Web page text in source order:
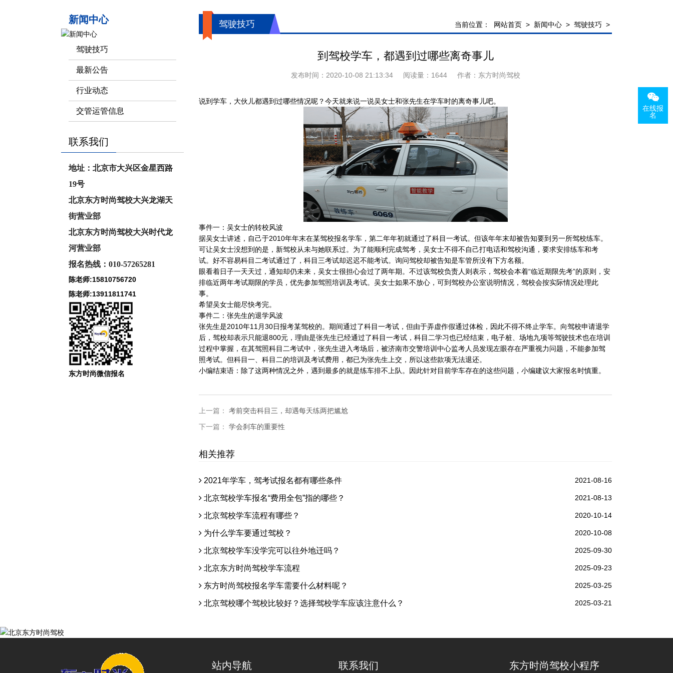
驾驶技巧 当前位置： 网站首页 > 新闻中心 > 驾驶技巧 >
到驾校学车，都遇到过哪些离奇事儿
发布时间： 2020-10-08 21:13:34 阅读量： 1644 作者： 东方时尚驾校
说到学车，大伙儿都遇到过哪些情况呢？今天就来说一说吴女士和张先生在学车时的离奇事儿吧。
事件一：吴女士的转校风波
据吴女士讲述，自己于2010年年末在某驾校报名学车，第二年年初就通过了科目一考试。但该年年末却被告知要到另一所驾校练车。
可让吴女士没想到的是，新驾校从未与她联系过。为了能顺利完成驾考，吴女士不得不自己打电话和驾校沟通，要求安排练车和考
试。好不容易科目二考试通过了，科目三考试却迟迟不能考试。询问驾校却被告知是车管所没有下方名额。
眼看着日子一天天过，通知却仍未来，吴女士很担心会过了两年期。不过该驾校负责人则表示，驾校会本着“临近期限先考”的原则，安
排临近两年考试期限的学员，优先参加驾照培训及考试。吴女士如果不放心，可到驾校办公室说明情况，驾校会按实际情况处理此
事。
希望吴女士能尽快考完。
事件二：张先生的退学风波
张先生是2010年11月30日报考某驾校的。期间通过了科目一考试，但由于弄虚作假通过体检，因此不得不终止学车。向驾校申请退学
后，驾校却表示只能退800元，理由是张先生已经通过了科目一考试，科目二学习也已经结束，电子桩、场地九项等驾驶技术也在培训
过程中掌握，在其驾照科目二考试中，张先生进入考场后，被济南市交警培训中心监考人员发现左眼存在严重视力问题，不能参加驾
照考试。但科目一、科目二的培训及考试费用，都已为张先生上交，所以这些款项无法退还。
小编结束语：除了这两种情况之外，遇到最多的就是练车排不上队。因此针对目前学车存在的这些问题，小编建议大家报名时慎重。
上一篇：
考前突击科目三，却遇每天练两把尴尬
下一篇：
学会刹车的重要性
相关推荐
2021年学车，驾考试报名都有哪些条件 2021-08-16
北京驾校学车报名“费用全包”指的哪些？ 2021-08-13
北京驾校学车流程有哪些？ 2020-10-14
为什么学车要通过驾校？ 2020-10-08
北京驾校学车没学完可以往外地迁吗？ 2025-09-30
北京东方时尚驾校学车流程 2025-09-23
东方时尚驾校报名学车需要什么材料呢？ 2025-03-25
北京驾校哪个驾校比较好？选择驾校学车应该注意什么？ 2025-03-21
新闻中心
驾驶技巧
最新公告
行业动态
交管运管信息
联系我们
地址：北京市大兴区金星西路
19号
北京东方时尚驾校大兴龙湖天
街营业部
北京东方时尚驾校大兴时代龙
河营业部
报名热线：010-57265281
陈老师:15810756720
陈老师:13911811741
东方时尚微信报名
站内导航 联系我们 东方时尚驾校小程序
在线报
名